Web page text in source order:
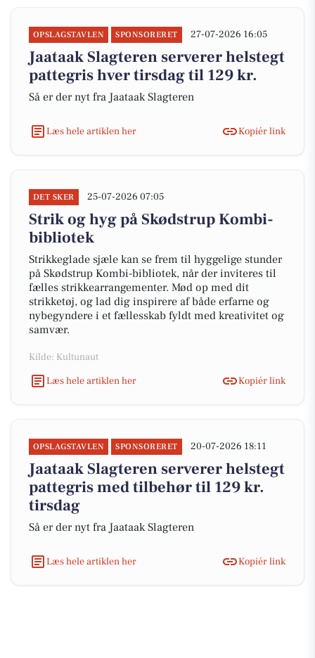
OPSLAGSTAVLEN SPONSORERET 27-07-2026 16:05
Jaataak Slagteren serverer helstegt
pattegris hver tirsdag til 129 kr.
Så er der nyt fra Jaataak Slagteren
Læs hele artiklen her Kopiér link
DET SKER 25-07-2026 07:05
Strik og hyg på Skødstrup Kombi-
bibliotek
Strikkeglade sjæle kan se frem til hyggelige stunder
på Skødstrup Kombi-bibliotek, når der inviteres til
fælles strikkearrangementer. Mød op med dit
strikketøj, og lad dig inspirere af både erfarne og
nybegyndere i et fællesskab fyldt med kreativitet og
samvær.
Kilde: Kultunaut
Læs hele artiklen her
Kopiér link
OPSLAGSTAVLEN SPONSORERET 20-07-2026 18:11
Jaataak Slagteren serverer helstegt
pattegris med tilbehør til 129 kr.
tirsdag
Så er der nyt fra Jaataak Slagteren
Læs hele artiklen her Kopiér link